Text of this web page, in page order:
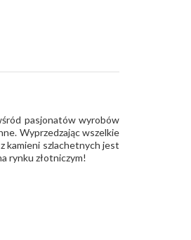
pasjonatów wyrobów
Wyprzedzając wszelkie
kamieni szlachetnych jest
rynku złotniczym!